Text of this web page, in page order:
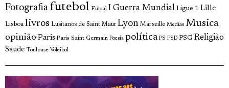
Fotografia futebol Futsal I Guerra Mundial Ligue 1 Lille
Lisboa livros Lusitanos de Saint Maur Lyon Marseille Medias Musica
opinião Paris Paris Saint Germain Poesia política PS PSD PSG Religião
Saude Toulouse Voleibol